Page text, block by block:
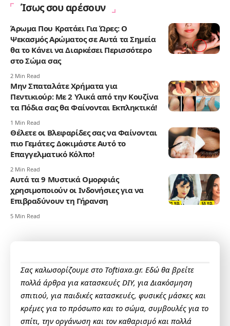
Ίσως σου αρέσουν
Άρωμα Που Κρατάει Για Ώρες: Ο
Ψεκασμός Αρώματος σε Αυτά τα Σημεία
θα το Κάνει να Διαρκέσει Περισσότερο
στο Σώμα σας
2 Min Read
Μην Σπαταλάτε Χρήματα για
Πεντικιούρ: Με 2 Υλικά από την Κουζίνα
τα Πόδια σας θα Φαίνονται Εκπληκτικά!
1 Min Read
Θέλετε οι Βλεφαρίδες σας να Φαίνονται
πιο Γεμάτες; Δοκιμάστε Αυτό το
Επαγγελματικό Κόλπο!
2 Min Read
Αυτά τα 9 Μυστικά Ομορφιάς
χρησιμοποιούν οι Ινδονήσιες για να
Επιβραδύνουν τη Γήρανση
5 Min Read
Σας καλωσορίζουμε στο Toftiaxa.gr. Εδώ θα βρείτε
πολλά άρθρα για κατασκευές DIY, για Διακόσμηση
σπιτιού, για παιδικές κατασκευές, φυσικές μάσκες και
κρέμες για το πρόσωπο και το σώμα, συμβουλές για το
σπίτι, την οργάνωση και τον καθαρισμό και πολλά